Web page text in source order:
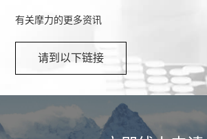
有关摩力的更多资讯
请到以下链接